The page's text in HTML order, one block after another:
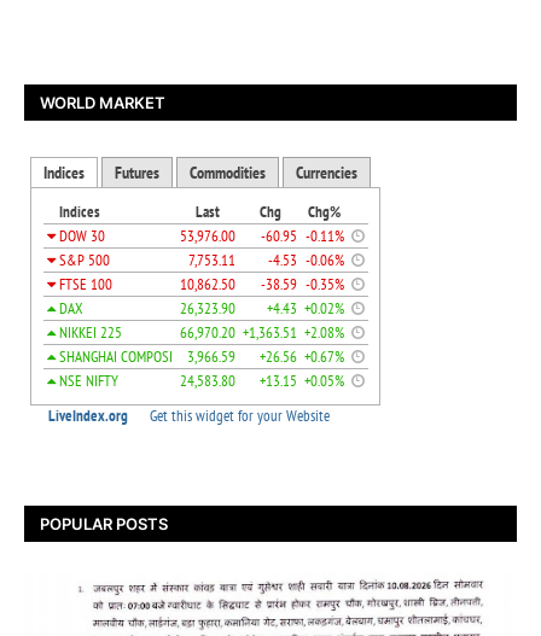
WORLD MARKET
POPULAR POSTS